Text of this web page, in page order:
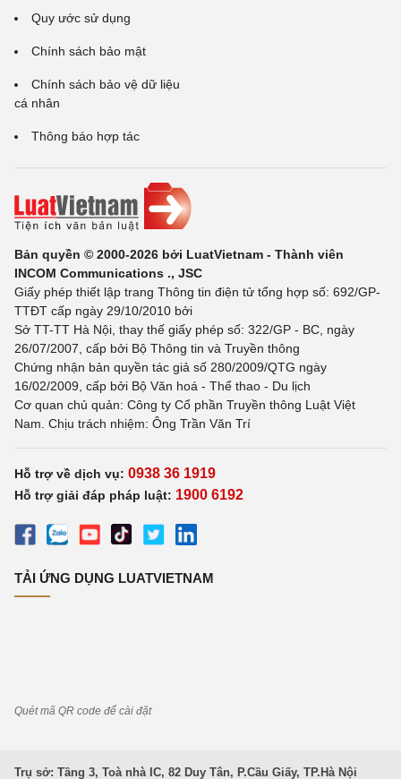
Quy ước sử dụng
Chính sách bảo mật
Chính sách bảo vệ dữ liệu
cá nhân
Thông báo hợp tác
Bản quyền © 2000-2026 bởi LuatVietnam - Thành viên
INCOM Communications ., JSC
Giấy phép thiết lập trang Thông tin điện tử tổng hợp số: 692/GP-
TTĐT cấp ngày 29/10/2010 bởi
Sở TT-TT Hà Nội, thay thế giấy phép số: 322/GP - BC, ngày
26/07/2007, cấp bởi Bộ Thông tin và Truyền thông
Chứng nhận bản quyền tác giả số 280/2009/QTG ngày
16/02/2009, cấp bởi Bộ Văn hoá - Thể thao - Du lịch
Cơ quan chủ quản: Công ty Cổ phần Truyền thông Luật Việt
Nam. Chịu trách nhiệm: Ông Trần Văn Trí
Hỗ trợ về dịch vụ: 0938 36 1919
Hỗ trợ giải đáp pháp luật: 1900 6192
TẢI ỨNG DỤNG LUATVIETNAM
Quét mã QR code để cài đặt
Trụ sở: Tầng 3, Toà nhà IC, 82 Duy Tân, P.Cầu Giấy, TP.Hà Nội